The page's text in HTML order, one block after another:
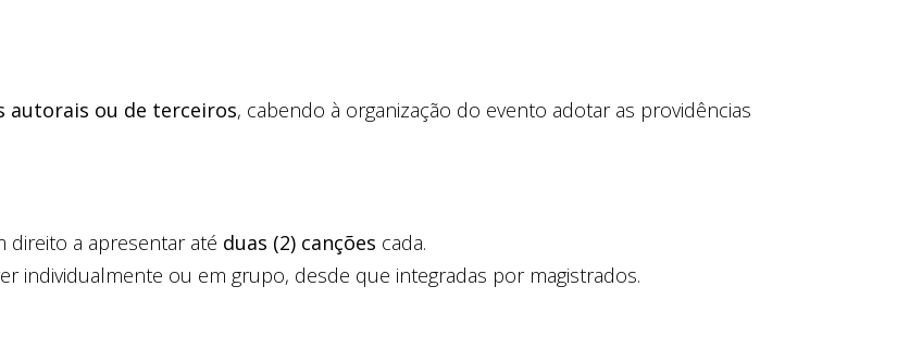
autorais ou de terceiros, cabendo à organização do evento adotar as providências
direito a apresentar até duas (2) canções cada.
individualmente ou em grupo, desde que integradas por magistrados.